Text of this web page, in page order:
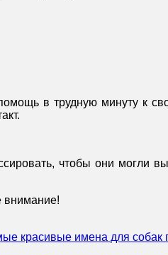
в трудную минуту к
чтобы они могли
внимание!
красивые имена для собак